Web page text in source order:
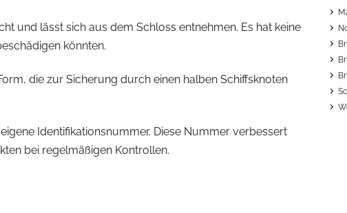
und lässt sich aus dem Schloss entnehmen. Es hat keine
könnten.
die zur Sicherung durch einen halben Schiffsknoten
Identifikationsnummer. Diese Nummer verbessert
bei regelmäßigen Kontrollen.